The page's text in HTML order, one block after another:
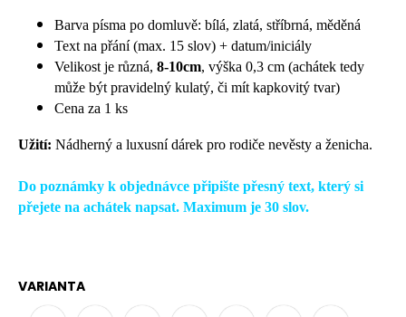
Barva písma po domluvě: bílá, zlatá, stříbrná, měděná
Text na přání (max. 15 slov) + datum/iniciály
Velikost je různá, 8-10cm, výška 0,3 cm (achátek tedy
může být pravidelný kulatý, či mít kapkovitý tvar)
Cena za 1 ks
Užití: Nádherný a luxusní dárek pro rodiče nevěsty a ženicha.
Do poznámky k objednávce připište přesný text, který si
přejete na achátek napsat. Maximum je 30 slov.
VARIANTA